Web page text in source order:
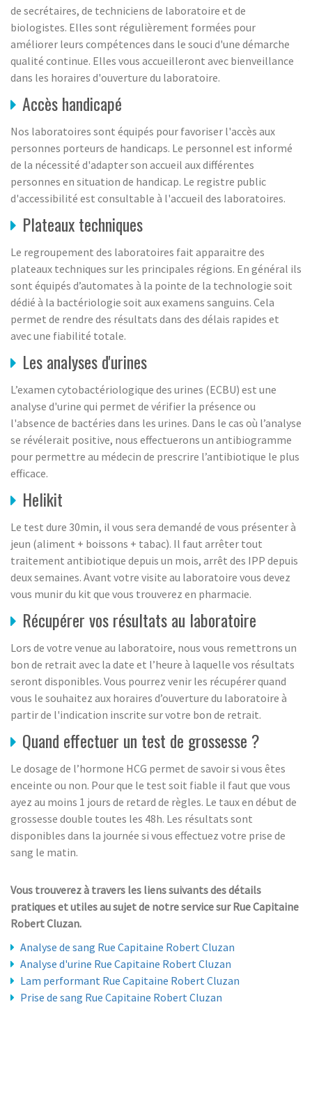
de secrétaires, de techniciens de laboratoire et de
biologistes. Elles sont régulièrement formées pour
améliorer leurs compétences dans le souci d'une démarche
qualité continue. Elles vous accueilleront avec bienveillance
dans les horaires d'ouverture du laboratoire.
Accès handicapé
Nos laboratoires sont équipés pour favoriser l'accès aux
personnes porteurs de handicaps. Le personnel est informé
de la nécessité d'adapter son accueil aux différentes
personnes en situation de handicap. Le registre public
d'accessibilité est consultable à l'accueil des laboratoires.
Plateaux techniques
Le regroupement des laboratoires fait apparaitre des
plateaux techniques sur les principales régions. En général ils
sont équipés d’automates à la pointe de la technologie soit
dédié à la bactériologie soit aux examens sanguins. Cela
permet de rendre des résultats dans des délais rapides et
avec une fiabilité totale.
Les analyses d'urines
L’examen cytobactériologique des urines (ECBU) est une
analyse d'urine qui permet de vérifier la présence ou
l'absence de bactéries dans les urines. Dans le cas où l’analyse
se révélerait positive, nous effectuerons un antibiogramme
pour permettre au médecin de prescrire l’antibiotique le plus
efficace.
Helikit
Le test dure 30min, il vous sera demandé de vous présenter à
jeun (aliment + boissons + tabac). Il faut arrêter tout
traitement antibiotique depuis un mois, arrêt des IPP depuis
deux semaines. Avant votre visite au laboratoire vous devez
vous munir du kit que vous trouverez en pharmacie.
Récupérer vos résultats au laboratoire
Lors de votre venue au laboratoire, nous vous remettrons un
bon de retrait avec la date et l’heure à laquelle vos résultats
seront disponibles. Vous pourrez venir les récupérer quand
vous le souhaitez aux horaires d’ouverture du laboratoire à
partir de l'indication inscrite sur votre bon de retrait.
Quand effectuer un test de grossesse ?
Le dosage de l’hormone HCG permet de savoir si vous êtes
enceinte ou non. Pour que le test soit fiable il faut que vous
ayez au moins 1 jours de retard de règles. Le taux en début de
grossesse double toutes les 48h. Les résultats sont
disponibles dans la journée si vous effectuez votre prise de
sang le matin.
Vous trouverez à travers les liens suivants des détails
pratiques et utiles au sujet de notre service sur Rue Capitaine
Robert Cluzan.
Analyse de sang Rue Capitaine Robert Cluzan
Analyse d'urine Rue Capitaine Robert Cluzan
Lam performant Rue Capitaine Robert Cluzan
Prise de sang Rue Capitaine Robert Cluzan